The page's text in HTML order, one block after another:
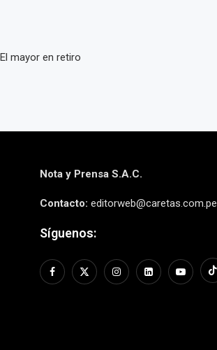
mayor en retiro
Nota y Prensa S.A.C.
Contacto: editorweb@caretas.com.pe
Síguenos: